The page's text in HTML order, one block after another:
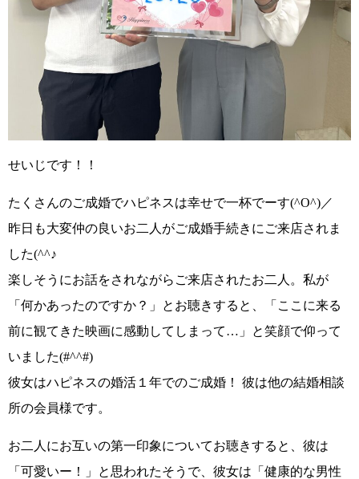
せいじです！！
たくさんのご成婚でハピネスは幸せで一杯でーす(^O^)／
昨日も大変仲の良いお二人がご成婚手続きにご来店されま
した(^^♪
楽しそうにお話をされながらご来店されたお二人。私が
「何かあったのですか？」
とお聴きすると、
「ここに来る
前に観てきた映画に感動してしまって… 」と笑顔で仰って
いました(#^^#)
彼女はハピネスの婚活１年でのご成婚！
彼は他の結婚相談
所の会員様です。
お二人にお互いの第一印象についてお聴きすると、彼は
「可愛いー！」
と思われたそうで、彼女は 「健康的な男性